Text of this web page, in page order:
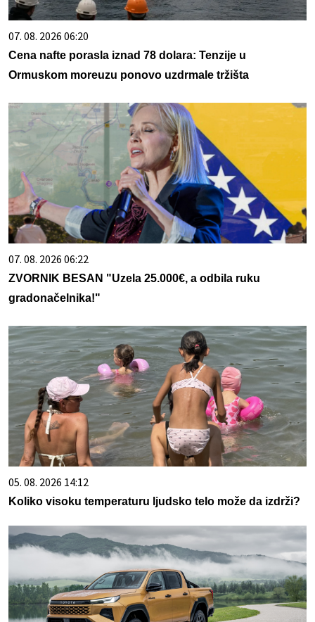
07. 08. 2026 06:20
Cena nafte porasla iznad 78 dolara: Tenzije u
Ormuskom moreuzu ponovo uzdrmale tržišta
07. 08. 2026 06:22
ZVORNIK BESAN "Uzela 25.000€, a odbila ruku
gradonačelnika!"
05. 08. 2026 14:12
Koliko visoku temperaturu ljudsko telo može da izdrži?